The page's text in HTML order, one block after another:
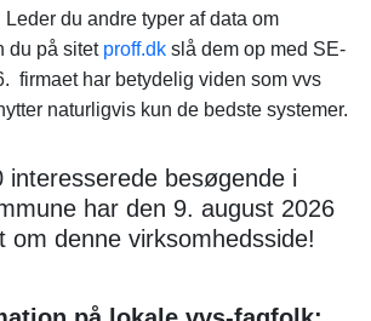
du andre typer af data om
du på sitet proff.dk slå dem op med SE-
firmaet har betydelig viden som vvs
naturligvis kun de bedste systemer.
besøgende i
har den 9. august 2026
om denne virksomhedsside!